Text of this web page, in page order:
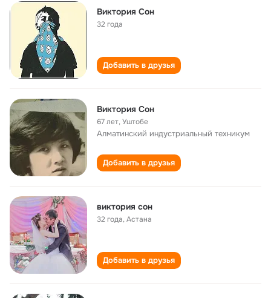
Виктория Сон
32 года
Добавить в друзья
Виктория Сон
67 лет,Уштобе
Алматинский индустриальный техникум
Добавить в друзья
виктория сон
32 года,Астана
Добавить в друзья